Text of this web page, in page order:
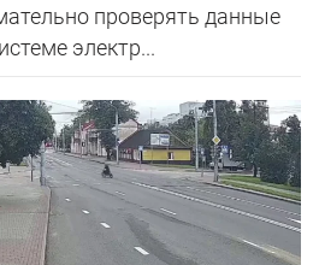
проверять данные
электр...